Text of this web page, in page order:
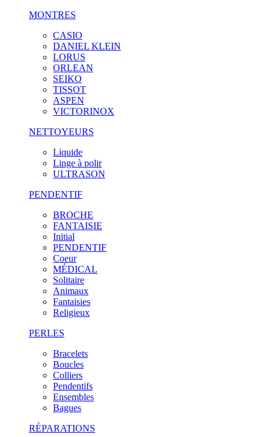
MONTRES
CASIO
DANIEL KLEIN
LORUS
ORLEAN
SEIKO
TISSOT
ASPEN
VICTORINOX
NETTOYEURS
Liquide
Linge à polir
ULTRASON
PENDENTIF
BROCHE
FANTAISIE
Initial
PENDENTIF
Coeur
MÉDICAL
Solitaire
Animaux
Fantaisies
Religieux
PERLES
Bracelets
Boucles
Colliers
Pendentifs
Ensembles
Bagues
RÉPARATIONS